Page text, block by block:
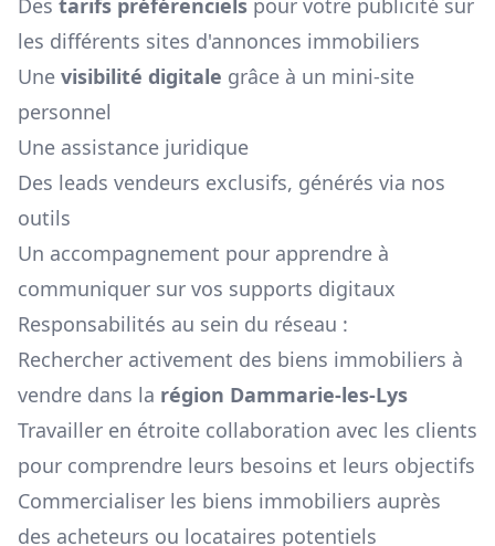
Des tarifs préférenciels pour votre publicité sur
les différents sites d'annonces immobiliers
Une visibilité digitale grâce à un mini-site
personnel
Une assistance juridique
Des leads vendeurs exclusifs, générés via nos
outils
Un accompagnement pour apprendre à
communiquer sur vos supports digitaux
Responsabilités au sein du réseau :
Rechercher activement des biens immobiliers à
vendre dans la région Dammarie-les-Lys
Travailler en étroite collaboration avec les clients
pour comprendre leurs besoins et leurs objectifs
Commercialiser les biens immobiliers auprès
des acheteurs ou locataires potentiels